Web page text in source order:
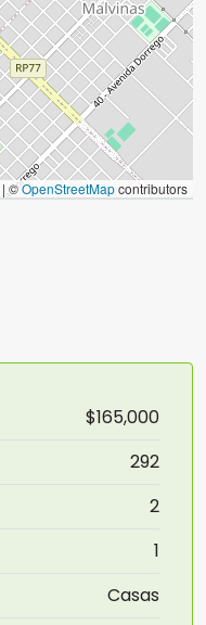
|©OpenStreetMapcontributors
$165,000
292
2
1
Casas